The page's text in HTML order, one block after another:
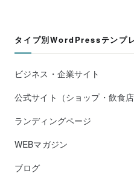
タイプ別WordPressテンプ
ビジネス・企業サイト
公式サイト（ショップ・飲食店
ランディングページ
WEBマガジン
ブログ